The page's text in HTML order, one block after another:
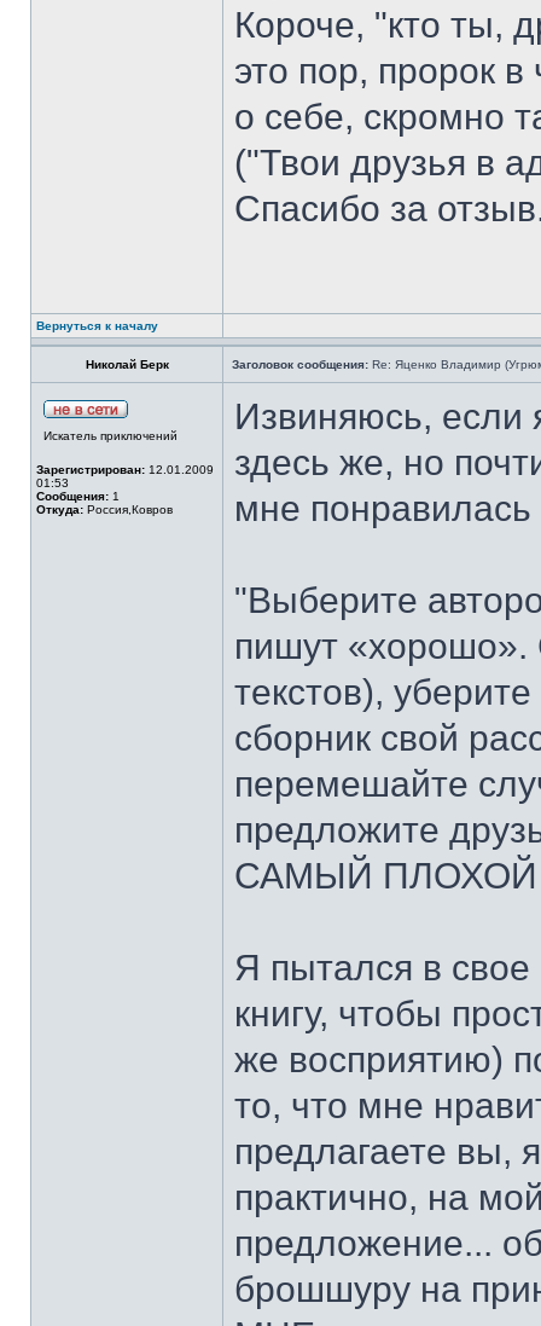
Короче, "кто ты,
это пор, пророк
о себе, скромно
("Твои друзья в
Спасибо за
Вернуться к началу
Николай Берк Заголовок сообщения: Re: Яценко Владимир
Искатель приключений
Зарегистрирован: 12.01.2009
01:53
Сообщения: 1
Откуда: Россия,Ковров
Извиняюсь, если
здесь же, но
мне
"Выберите
пишут «хорошо».
текстов),
сборник свой
перемешайте
предложите
САМЫЙ ПЛОХОЙ
Я пытался в свое
книгу, чтобы
же восприятию)
то, что мне
предлагаете вы,
практично, на
предложение...
брошшуру на